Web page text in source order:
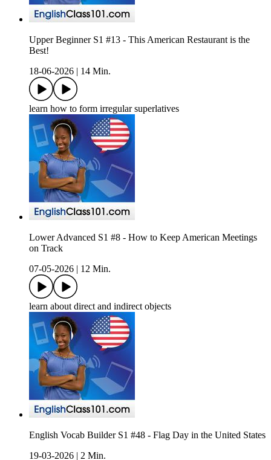
Upper Beginner S1 #13 - This American Restaurant is the
Best!
18-06-2026
14 Min.
learn how to form irregular superlatives
Lower Advanced S1 #8 - How to Keep American Meetings
on Track
07-05-2026
12 Min.
learn about direct and indirect objects
English Vocab Builder S1 #48 - Flag Day in the United States
19-03-2026
2 Min.